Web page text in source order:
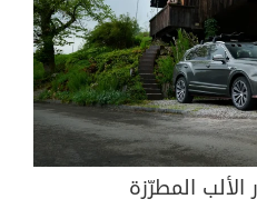
الألب المطرّزة